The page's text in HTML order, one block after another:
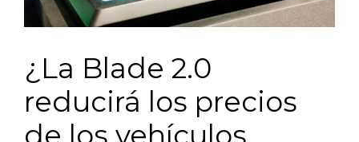
¿La Blade 2.0
reducirá los precios
de los vehículos